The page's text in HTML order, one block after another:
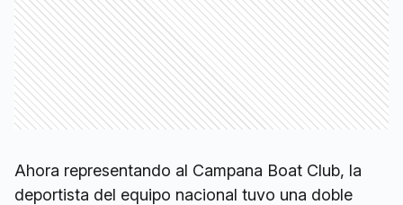
Ahora representando al Campana Boat Club, la
deportista del equipo nacional tuvo una doble